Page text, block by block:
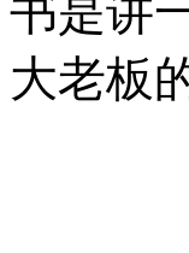
书是讲
大老板